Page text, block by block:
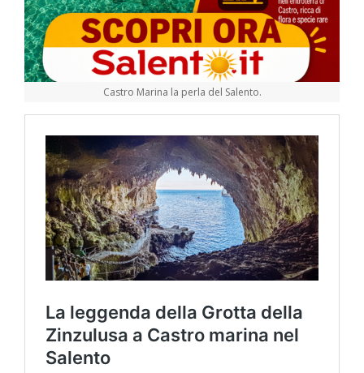
Castro Marina la perla del Salento.